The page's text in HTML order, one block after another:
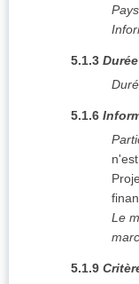
Pays
5.1.3
5.1.6
Le
5.1.9